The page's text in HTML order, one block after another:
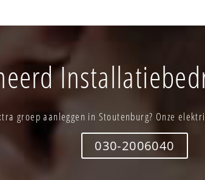
groep aanleggen in Stoutenburg? Onze
030-2006040